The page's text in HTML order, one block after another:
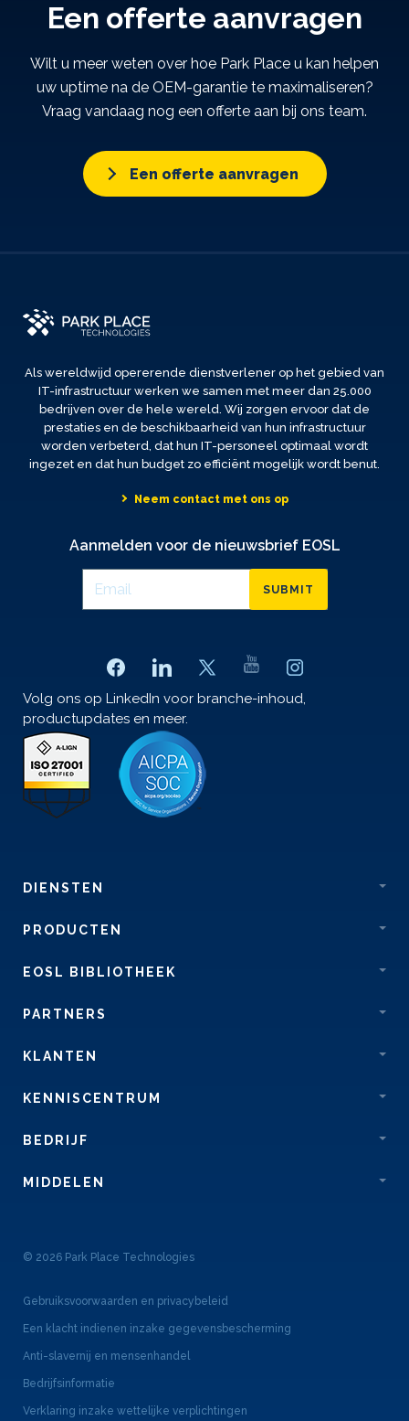
Een offerte aanvragen
Wilt u meer weten over hoe Park Place u kan helpen
uw uptime na de OEM-garantie te maximaliseren?
Vraag vandaag nog een offerte aan bij ons team.
Een offerte aanvragen
Als wereldwijd opererende dienstverlener op het gebied van
IT-infrastructuur werken we samen met meer dan 25.000
bedrijven over de hele wereld. Wij zorgen ervoor dat de
prestaties en de beschikbaarheid van hun infrastructuur
worden verbeterd, dat hun IT-personeel optimaal wordt
ingezet en dat hun budget zo efficiënt mogelijk wordt benut.
Neem contact met ons op
Aanmelden voor de nieuwsbrief EOSL
SUBMIT
Volg ons op LinkedIn voor branche-inhoud,
productupdates en meer.
DIENSTEN
PRODUCTEN
EOSL BIBLIOTHEEK
PARTNERS
KLANTEN
KENNISCENTRUM
BEDRIJF
MIDDELEN
© 2026 Park Place Technologies
Gebruiksvoorwaarden en privacybeleid
Een klacht indienen inzake gegevensbescherming
Anti-slavernij en mensenhandel
Bedrijfsinformatie
Verklaring inzake wettelijke verplichtingen